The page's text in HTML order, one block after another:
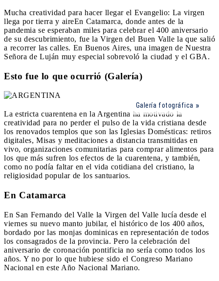
Mucha creatividad para hacer llegar el Evangelio: La virgen
llega por tierra y aireEn Catamarca, donde antes de la
pandemia se esperaban miles para celebrar el 400 aniversario
de su descubrimiento, fue la Virgen del Buen Valle la que salió
a recorrer las calles. En Buenos Aires, una imagen de Nuestra
Señora de Luján muy especial sobrevoló la ciudad y el GBA.
Esto fue lo que ocurrió (Galería)
Galería fotográfica
La estricta cuarentena en la Argentina ha motivado la
creatividad para no perder el pulso de la vida cristiana desde
los renovados templos que son las Iglesias Domésticas: retiros
digitales, Misas y meditaciones a distancia transmitidas en
vivo, organizaciones comunitarias para comprar alimentos para
los que más sufren los efectos de la cuarentena, y también,
como no podía faltar en el vida cotidiana del cristiano, la
religiosidad popular de los santuarios.
En Catamarca
En San Fernando del Valle la Virgen del Valle lucía desde el
viernes su nuevo manto jubilar, el histórico de los 400 años,
bordado por las monjas dominicas en representación de todos
los consagrados de la provincia. Pero la celebración del
aniversario de coronación pontificia no sería como todos los
años. Y no por lo que hubiese sido el Congreso Mariano
Nacional en este Año Nacional Mariano.